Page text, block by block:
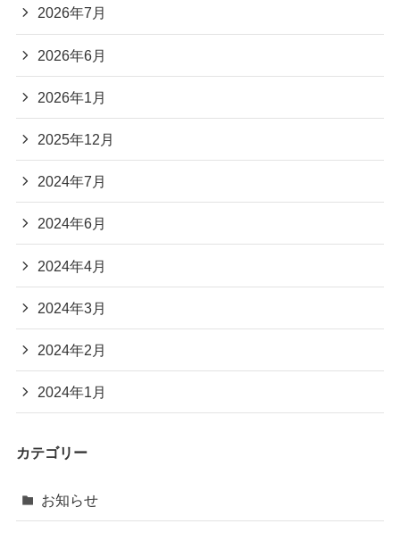
2026年7月
2026年6月
2026年1月
2025年12月
2024年7月
2024年6月
2024年4月
2024年3月
2024年2月
2024年1月
カテゴリー
お知らせ